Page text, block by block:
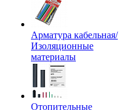
Арматура кабельная/
Изоляционные
материалы
Отопительные